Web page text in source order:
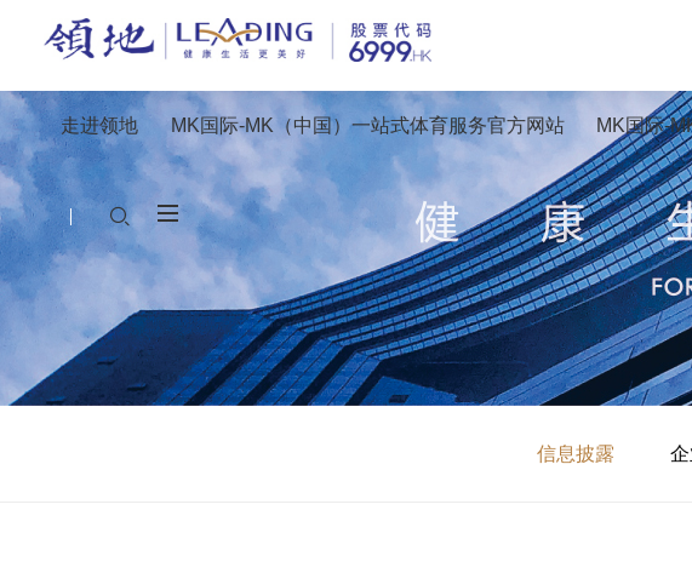
走进领地 MK国际-MK（中国）一站式体育服务官方网站 MK国际-
信息披露